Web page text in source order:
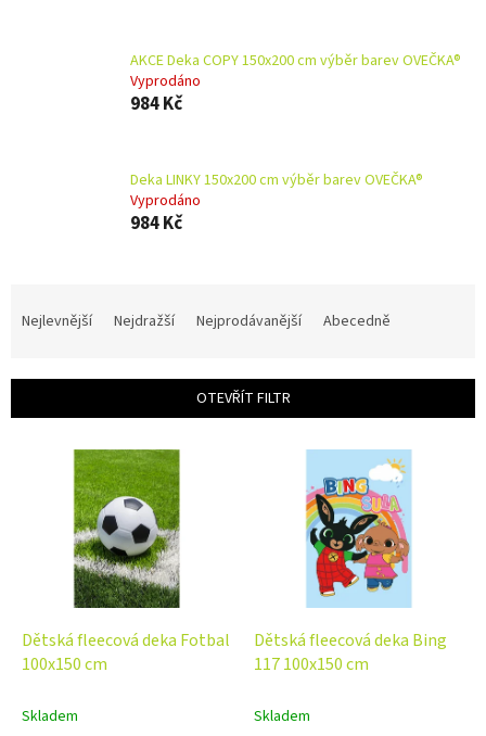
AKCE Deka COPY 150x200 cm výběr barev OVEČKA®
Vyprodáno
984 Kč
Deka LINKY 150x200 cm výběr barev OVEČKA®
Vyprodáno
984 Kč
í
Nejlevnější Nejdražší Nejprodávanější Abecedně
OTEVŘÍT FILTR
Dětská fleecová deka Fotbal
100x150 cm
Skladem
Dětská fleecová deka Bing
117 100x150 cm
Skladem